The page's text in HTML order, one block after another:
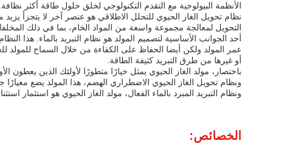
الأنظمة البيولوجية مع التقدم التكنولوجي لخلق حلول طاقة أكثر نظافة.
نظام تحويل الغاز الحيوي للتحلل الاطلاقي هو عنصر آخر لا يتجزأ يزيد
التحويل لمعالجة مجموعة واسعة من المواد الخام، بما في ذلك
أحد الجوانب الأساسية لتصميم المولد هو نظام التبريد بالماء. هذا
عمر المولد ولكن أيضا الحفاظ على الكفاءة من خلال السماح للمولد
أو غيرها من طرق التبريد كثيفة الطاقة.
باختصار، مولد الغاز الحيوي يمثل خيارًا متطورًا لأولئك الذين يعطون
ونظام تحويل الغاز الحيوي الاضطراري الهضم، هذا المولد يضع
ونظام التبريد المبرد بالماء الفعال، مولد الغاز الحيوي هو استثمار
الخصائص: